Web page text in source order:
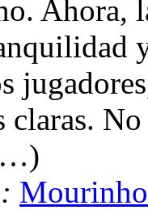
Ahora,
claras.